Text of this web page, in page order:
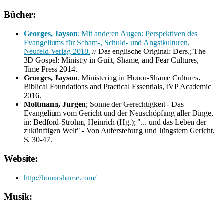
Bücher:
Georges, Jayson; Mit anderen Augen: Perspektiven des
Evangeliums für Scham-, Schuld- und Angstkulturen,
Neufeld Verlag 2018. // Das englische Original: Ders.; The
3D Gospel: Ministry in Guilt, Shame, and Fear Cultures,
Timē Press 2014.
Georges, Jayson; Ministering in Honor-Shame Cultures:
Biblical Foundations and Practical Essentials, IVP Academic
2016.
Moltmann, Jürgen; Sonne der Gerechtigkeit - Das
Evangelium vom Gericht und der Neuschöpfung aller Dinge,
in: Bedford-Strohm, Heinrich (Hg.); "... und das Leben der
zukünftigen Welt" - Von Auferstehung und Jüngstem Gericht,
S. 30-47.
Website:
http://honorshame.com/
Musik: